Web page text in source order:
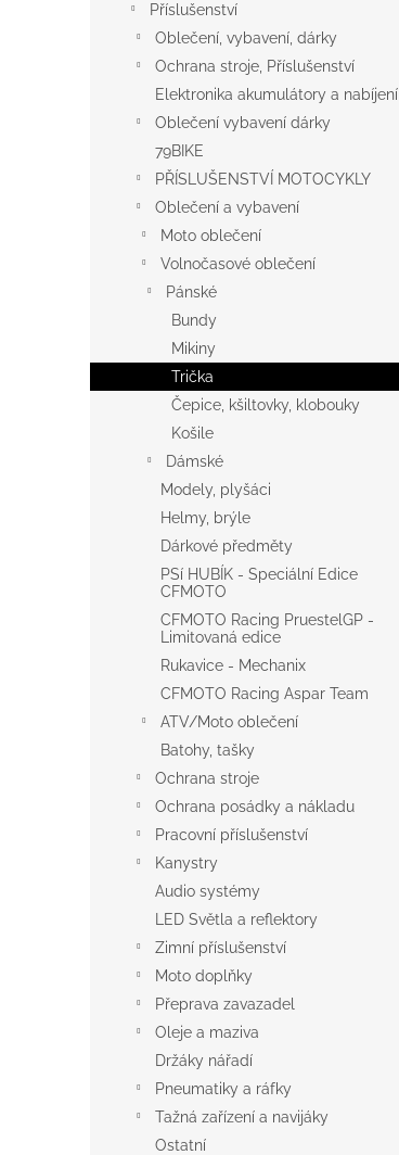
Příslušenství
Oblečení, vybavení, dárky
Ochrana stroje, Příslušenství
Elektronika akumulátory a nabíjení
Oblečení vybavení dárky
79BIKE
PŘÍSLUŠENSTVÍ MOTOCYKLY
Oblečení a vybavení
Moto oblečení
Volnočasové oblečení
Pánské
Bundy
Mikiny
Trička
Čepice, kšiltovky, klobouky
Košile
Dámské
Modely, plyšáci
Helmy, brýle
Dárkové předměty
PSí HUBÍK - Speciální Edice
CFMOTO
CFMOTO Racing PruestelGP -
Limitovaná edice
Rukavice - Mechanix
CFMOTO Racing Aspar Team
ATV/Moto oblečení
Batohy, tašky
Ochrana stroje
Ochrana posádky a nákladu
Pracovní příslušenství
Kanystry
Audio systémy
LED Světla a reflektory
Zimní příslušenství
Moto doplňky
Přeprava zavazadel
Oleje a maziva
Držáky nářadí
Pneumatiky a ráfky
Tažná zařízení a navijáky
Ostatní